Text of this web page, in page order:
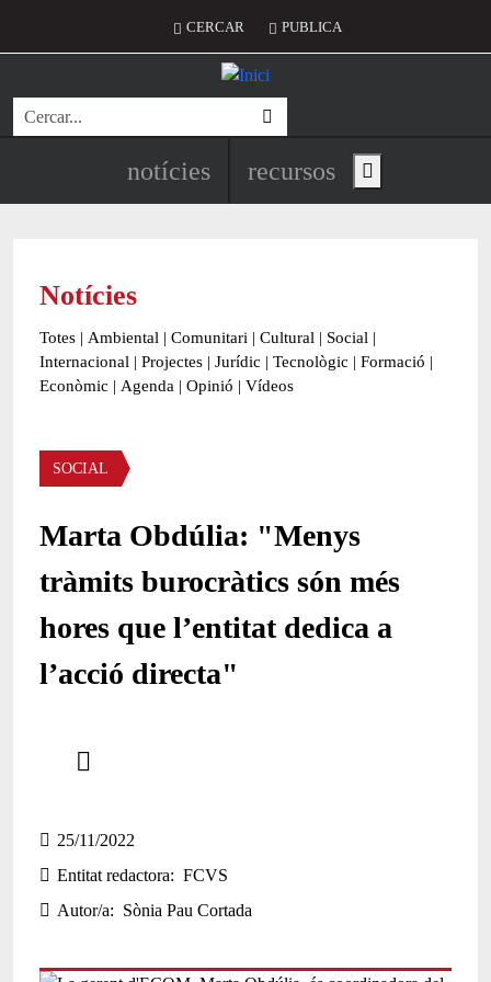
Menú del compte d'usuari
CERCAR PUBLICA
Cerca
Navegació principal de
notícies recursos Show main menu
Notícies
Totes | Ambiental | Comunitari | Cultural | Social |
Internacional | Projectes | Jurídic | Tecnològic | Formació |
Econòmic | Agenda | Opinió | Vídeos
Àmbit de la notícia
SOCIAL
Marta Obdúlia: "Menys
tràmits burocràtics són més
hores que l’entitat dedica a
l’acció directa"
25/11/2022
Entitat redactora
FCVS
Autor/a
Sònia Pau Cortada